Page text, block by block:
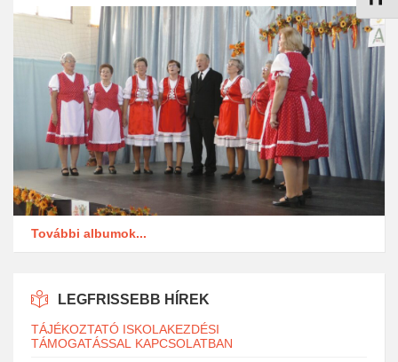
További albumok...
LEGFRISSEBB HÍREK
TÁJÉKOZTATÓ ISKOLAKEZDÉSI
TÁMOGATÁSSAL KAPCSOLATBAN